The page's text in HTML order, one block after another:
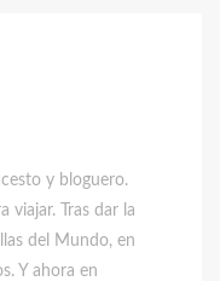
y bloguero.
viajar. Tras dar la
del Mundo, en
Y ahora en